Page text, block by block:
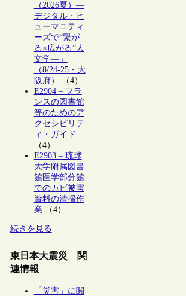
（2026夏）―
デジタル・ヒ
ューマニティ
ーズで“繋が
る×広がる”人
文学―」
（8/24-25・大
阪府）
（4）
E2904 – フラ
ンスの図書館
等のためのア
クセシビリテ
ィ・ガイド
（4）
E2903 – 琉球
大学附属図書
館医学部分館
でのカビ被害
資料の清掃作
業（4）
続きを見る
東日本大震災 関
連情報
「災害」に関